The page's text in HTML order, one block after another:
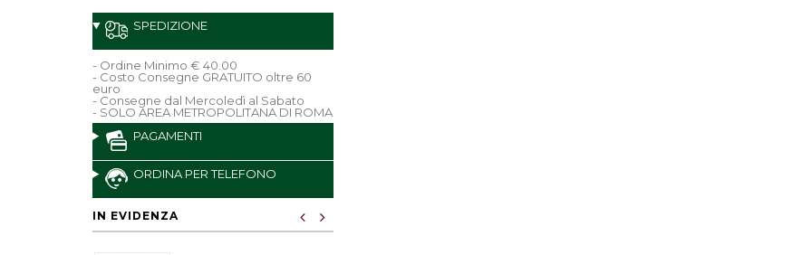
SPEDIZIONE
- Ordine Minimo € 40.00
- Costo Consegne GRATUITO oltre 60
euro
- Consegne dal Mercoledì al Sabato
- SOLO AREA METROPOLITANA DI ROMA
PAGAMENTI
ORDINA PER TELEFONO
IN EVIDENZA